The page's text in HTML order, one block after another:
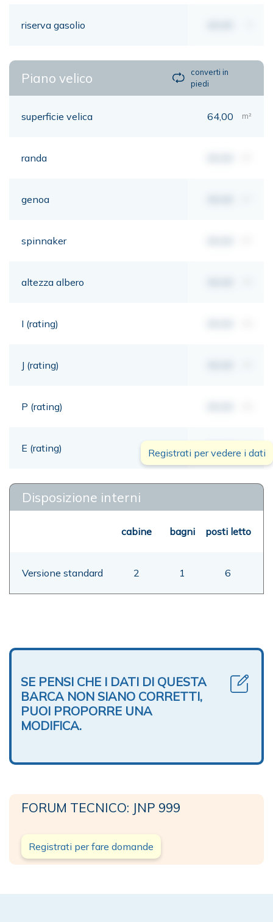
riserva gasolio
Piano velico
converti in
piedi
superficie velica 64,00 m²
randa
genoa
spinnaker
altezza albero
I (rating)
J (rating)
P (rating)
E (rating) 00,00 mt
Registrati per vedere i dati
Disposizione interni
cabine bagni posti letto
Versione standard 2 1 6
SE PENSI CHE I DATI DI QUESTA
BARCA NON SIANO CORRETTI,
PUOI PROPORRE UNA
MODIFICA.
FORUM TECNICO: JNP 999
Registrati per fare domande